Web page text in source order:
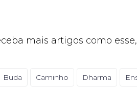
mais artigos como
Buda Caminho Dharma